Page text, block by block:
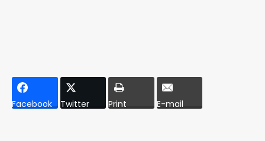
Facebook Twitter Print E-mail